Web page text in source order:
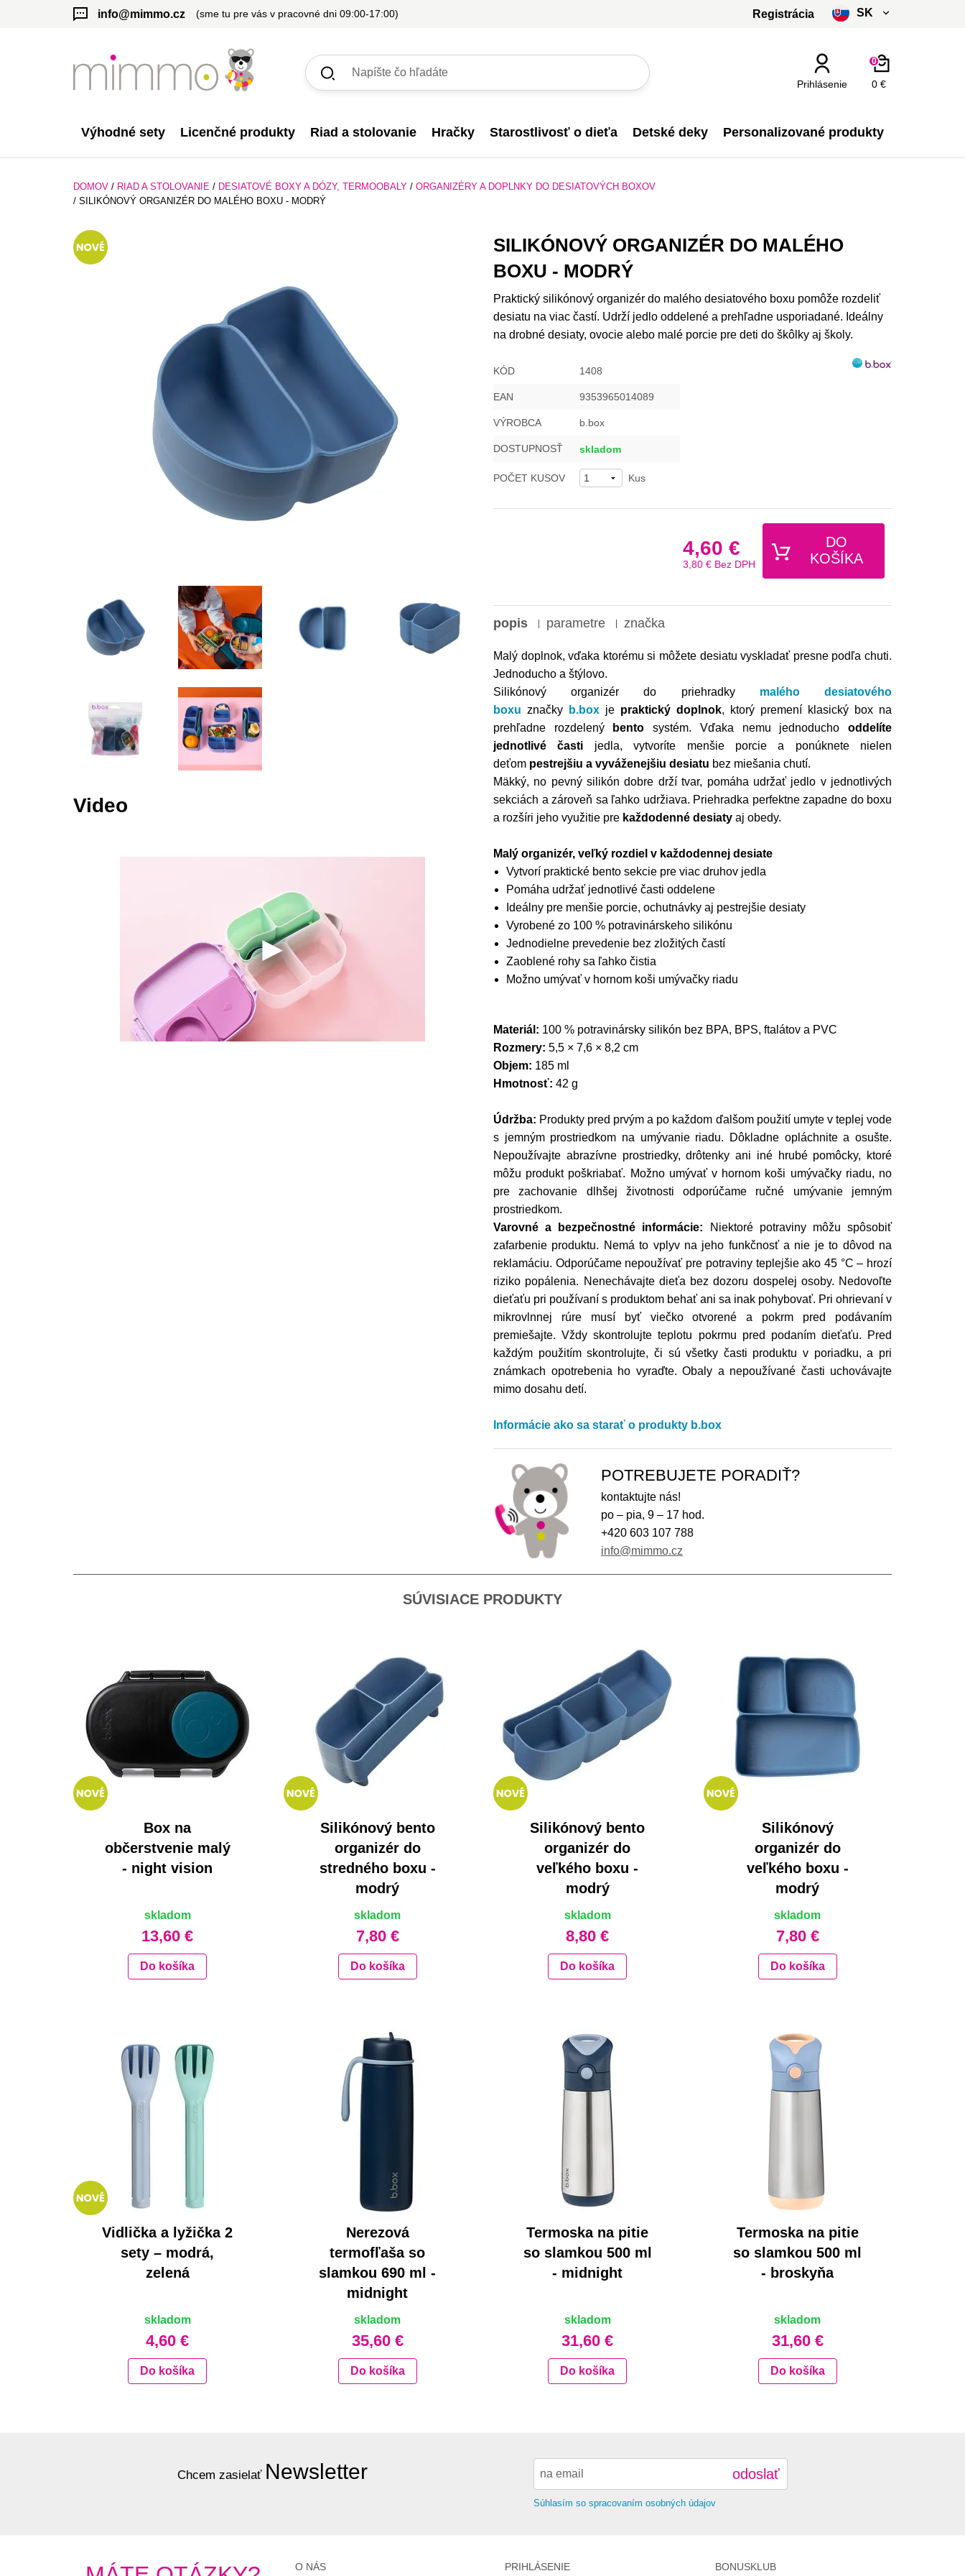
info@mimmo.cz (sme tu pre vás v pracovné dni 09:00-17:00) Registrácia SK
slovenčina
€ - EUR
Prihlásenie 0 €
0
Výhodné sety Licenčné produkty Riad a stolovanie Hračky Starostlivosť o dieťa Detské deky Personalizované produkty
DOMOV / RIAD A STOLOVANIE / DESIATOVÉ BOXY A DÓZY, TERMOOBALY / ORGANIZÉRY A DOPLNKY DO DESIATOVÝCH BOXOV
/ SILIKÓNOVÝ ORGANIZÉR DO MALÉHO BOXU - MODRÝ
SILIKÓNOVÝ ORGANIZÉR DO MALÉHO
BOXU - MODRÝ
Praktický silikónový organizér do malého desiatového boxu pomôže rozdeliť
desiatu na viac častí. Udrží jedlo oddelené a prehľadne usporiadané. Ideálny
na drobné desiaty, ovocie alebo malé porcie pre deti do škôlky aj školy.
Video
KÓD 1408
EAN 9353965014089
VÝROBCA b.box
DOSTUPNOSŤ skladom
POČET KUSOV Kus
4,60 €
3,80 € Bez DPH
DO
KOŠÍKA
popis parametre značka
Malý doplnok, vďaka ktorému si môžete desiatu vyskladať presne podľa chuti.
Jednoducho a štýlovo.
Silikónový organizér do priehradky malého desiatového
boxu značky b.box je praktický doplnok, ktorý premení klasický box na
prehľadne rozdelený
bento systém. Vďaka nemu jednoduchooddelíte
jednotlivé časti jedla, vytvoríte menšie porcie a ponúknete nielen
deťom pestrejšiu a vyváženejšiu desiatu bez miešania chutí.
Mäkký, no pevný silikón dobre drží tvar, pomáha udržať jedlo v jednotlivých
sekciách a zároveň sa ľahko udržiava. Priehradka perfektne zapadne do boxu
a rozšíri jeho využitie pre každodenné desiaty aj obedy.
Malý organizér, veľký rozdiel v každodennej desiate
Vytvorí praktické bento sekcie pre viac druhov jedla
Pomáha udržať jednotlivé časti oddelene
Ideálny pre menšie porcie, ochutnávky aj pestrejšie desiaty
Vyrobené zo 100 % potravinárskeho silikónu
Jednodielne prevedenie bez zložitých častí
Zaoblené rohy sa ľahko čistia
Možno umývať v hornom koši umývačky riadu
Materiál: 100 % potravinársky silikón bez BPA, BPS, ftalátov a PVC
Rozmery: 5,5 × 7,6 × 8,2 cm
Objem: 185 ml
Hmotnosť: 42 g
Údržba: Produkty pred prvým a po každom ďalšom použití umyte v teplej vode
s jemným prostriedkom na umývanie riadu. Dôkladne opláchnite a osušte.
Nepoužívajte abrazívne prostriedky, drôtenky ani iné hrubé pomôcky, ktoré
môžu produkt poškriabať. Možno umývať v hornom koši umývačky riadu, no
pre zachovanie dlhšej životnosti odporúčame ručné umývanie jemným
prostriedkom.
Varovné a bezpečnostné informácie: Niektoré potraviny môžu spôsobiť
zafarbenie produktu. Nemá to vplyv na jeho funkčnosť a nie je to dôvod na
reklamáciu. Odporúčame nepoužívať pre potraviny teplejšie ako 45 °C – hrozí
riziko popálenia. Nenechávajte dieťa bez dozoru dospelej osoby. Nedovoľte
dieťaťu pri používaní s produktom behať ani sa inak pohybovať. Pri ohrievaní v
mikrovlnnej rúre musí byť viečko otvorené a pokrm pred podávaním
premiešajte. Vždy skontrolujte teplotu pokrmu pred podaním dieťaťu. Pred
každým použitím skontrolujte, či sú všetky časti produktu v poriadku, a pri
známkach opotrebenia ho vyraďte. Obaly a nepoužívané časti uchovávajte
mimo dosahu detí.
Informácie ako sa starať o produkty b.box
POTREBUJETE PORADIŤ?
kontaktujte nás!
po – pia, 9 – 17 hod.
+420 603 107 788
info@mimmo.cz
SÚVISIACE PRODUKTY
Box na
občerstvenie malý
- night vision
skladom
13,60 €
Do košíka
Silikónový bento
organizér do
stredného boxu -
modrý
skladom
7,80 €
Do košíka
Silikónový bento
organizér do
veľkého boxu -
modrý
skladom
8,80 €
Do košíka
Silikónový
organizér do
veľkého boxu -
modrý
skladom
7,80 €
Do košíka
Vidlička a lyžička 2
sety – modrá,
zelená
skladom
4,60 €
Do košíka
Nerezová
termofľaša so
slamkou 690 ml -
midnight
skladom
35,60 €
Do košíka
Termoska na pitie
so slamkou 500 ml
- midnight
skladom
31,60 €
Do košíka
Termoska na pitie
so slamkou 500 ml
- broskyňa
skladom
31,60 €
Do košíka
Chcem zasielať Newsletter odoslať
Súhlasím so spracovaním osobných údajov
O NÁS PRIHLÁSENIE BONUSKLUB